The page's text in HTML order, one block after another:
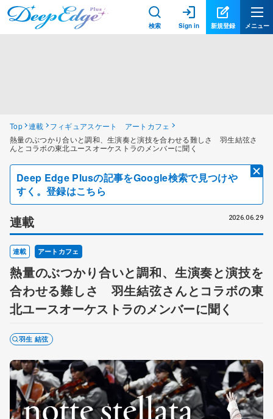
検索 Sign in 新規登録 メニュー
Top 連載
フィギュアスケート アートカフェ
熱量のぶつかり合いと調和、生演奏と演技を合わせる難しさ 羽生結弦さ
んとコラボの東北ユースオーケストラのメンバーに聞く
Deep Edge Plusの記事をGoogle検索で見つけや
すく。登録はこちら
連載 2026.06.29
連載 アートカフェ
熱量のぶつかり合いと調和、生演奏と演技を
合わせる難しさ 羽生結弦さんとコラボの東
北ユースオーケストラのメンバーに聞く
羽生 結弦